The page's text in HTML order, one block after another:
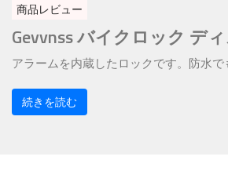
商品レビュー
Gevvnss バイクロック デ
アラームを内蔵したロックです。防水で
続きを読む